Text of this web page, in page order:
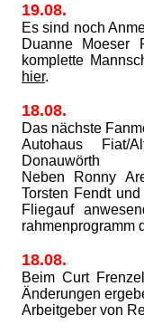
19.08.
Es sind noch
Duanne Moeser
komplette
hier.
18.08.
Das nächste
Autohaus Fiat/
Donauwörth
Neben Ronny
Torsten Fendt
Fliegauf
rahmenprogramm
18.08.
Beim Curt
Änderungen
Arbeitgeber von